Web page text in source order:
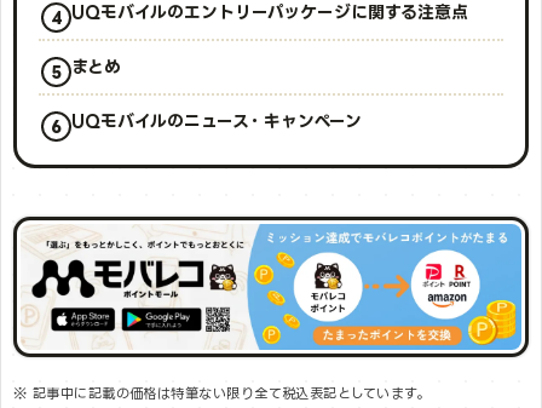
UQモバイルのエントリーパッケージに関する注意点
まとめ
UQモバイルのニュース・キャンペーン
※ 記事中に記載の価格は特筆ない限り全て税込表記としています。